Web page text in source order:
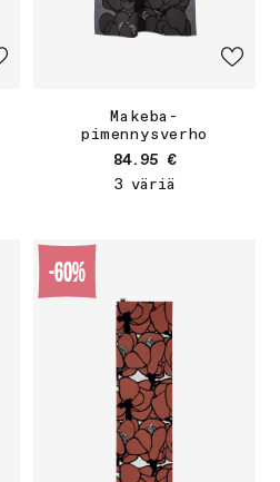
Makeba-
pimennysverho
Normaalihinta
84.95 €
3 väriä
-60%